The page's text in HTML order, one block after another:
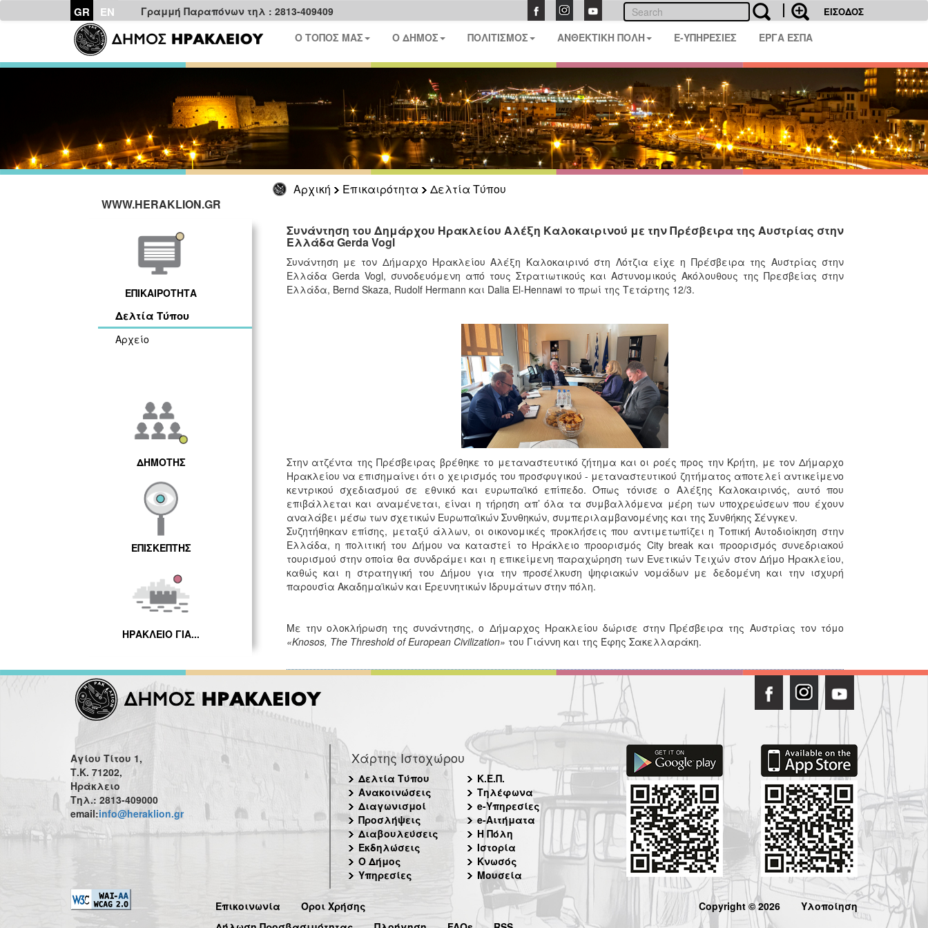
GR EN Γραμμή Παραπόνων τηλ : 2813-409409 ΕΙΣΟΔΟΣ
Ο ΤΟΠΟΣ ΜΑΣ Ο ΔΗΜΟΣ ΠΟΛΙΤΙΣΜΟΣ ΑΝΘΕΚΤΙΚΗ ΠΟΛΗ E-ΥΠΗΡΕΣΙΕΣ ΕΡΓΑ ΕΣΠΑ
Αρχική Επικαιρότητα
Δελτία Τύπου
WWW.HERAKLION.GR
ΕΠΙΚΑΙΡΟΤΗΤΑ
Δελτία Τύπου
Αρχείο
ΔΗΜΟΤΗΣ
ΕΠΙΣΚΕΠΤΗΣ
ΗΡΑΚΛΕΙΟ ΓΙΑ...
Συνάντηση του Δημάρχου Ηρακλείου Αλέξη Καλοκαιρινού με την Πρέσβειρα της Αυστρίας στην
Ελλάδα Gerda Vogl
Συνάντηση με τον Δήμαρχο Ηρακλείου Αλέξη Καλοκαιρινό στη Λότζια είχε η Πρέσβειρα της Αυστρίας στην
Ελλάδα Gerda Vogl, συνοδευόμενη από τους Στρατιωτικούς και Αστυνομικούς Ακόλουθους της Πρεσβείας στην
Ελλάδα, Bernd Skaza, Rudolf Hermann και Dalia El-Hennawi το πρωί της Τετάρτης 12/3.
Στην ατζέντα της Πρέσβειρας βρέθηκε το μεταναστευτικό ζήτημα και οι ροές προς την Κρήτη, με τον Δήμαρχο
Ηρακλείου να επισημαίνει ότι ο χειρισμός του προσφυγικού - μεταναστευτικού ζητήματος αποτελεί αντικείμενο
κεντρικού σχεδιασμού σε εθνικό και ευρωπαϊκό επίπεδο. Όπως τόνισε ο Αλέξης Καλοκαιρινός, αυτό που
επιβάλλεται και αναμένεται, είναι η τήρηση απ’ όλα τα συμβαλλόμενα μέρη των υποχρεώσεων που έχουν
αναλάβει μέσω των σχετικών Ευρωπαϊκών Συνθηκών, συμπεριλαμβανομένης και της Συνθήκης Σένγκεν.
Συζητήθηκαν επίσης, μεταξύ άλλων, οι οικονομικές προκλήσεις που αντιμετωπίζει η Τοπική Αυτοδιοίκηση στην
Ελλάδα, η πολιτική του Δήμου να καταστεί το Ηράκλειο προορισμός City break και προορισμός συνεδριακού
τουρισμού στην οποία θα συνδράμει και η επικείμενη παραχώρηση των Ενετικών Τειχών στον Δήμο Ηρακλείου,
καθώς και η στρατηγική του Δήμου για την προσέλκυση ψηφιακών νομάδων με δεδομένη και την ισχυρή
παρουσία Ακαδημαϊκών και Ερευνητικών Ιδρυμάτων στην πόλη.
Με την ολοκλήρωση της συνάντησης, ο Δήμαρχος Ηρακλείου δώρισε στην Πρέσβειρα της Αυστρίας τον τόμο
«Knosos, The Threshold of European Civilization» του Γιάννη και της Έφης Σακελλαράκη.
Αγίου Τίτου 1,
Τ.Κ. 71202,
Ηράκλειο
Τηλ.: 2813-409000
email:info@heraklion.gr
Χάρτης Ιστοχώρου
Δελτία Τύπου
Ανακοινώσεις
Διαγωνισμοί
Προσλήψεις
Διαβουλεύσεις
Εκδηλώσεις
Ο Δήμος
Υπηρεσίες
Κ.Ε.Π.
Τηλέφωνα
e-Υπηρεσίες
e-Αιτήματα
Η Πόλη
Ιστορία
Κνωσός
Μουσεία
Επικοινωνία
Όροι Χρήσης
Copyright © 2026 Υλοποίηση